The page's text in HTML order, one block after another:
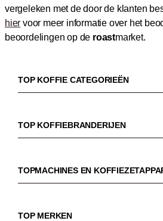
vergeleken met de door de klanten
hier voor meer informatie over het
beoordelingen op de roastmarket.
TOP KOFFIE CATEGORIEËN
Koffiebonen
Biologische koffie
TOP KOFFIEBRANDERIJEN
Dinzler
Elbgold
TOPMACHINES EN
Pistonmachines
TOP MERKEN